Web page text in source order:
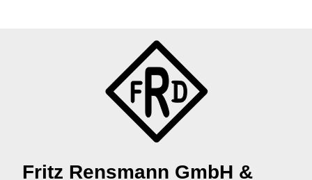
Fritz Rensmann GmbH &